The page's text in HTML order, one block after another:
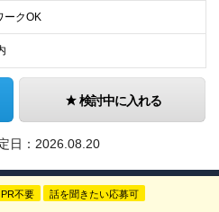
ークOK
検討中に入れる
日： 2026.08.20
不要 話を聞きたい応募可